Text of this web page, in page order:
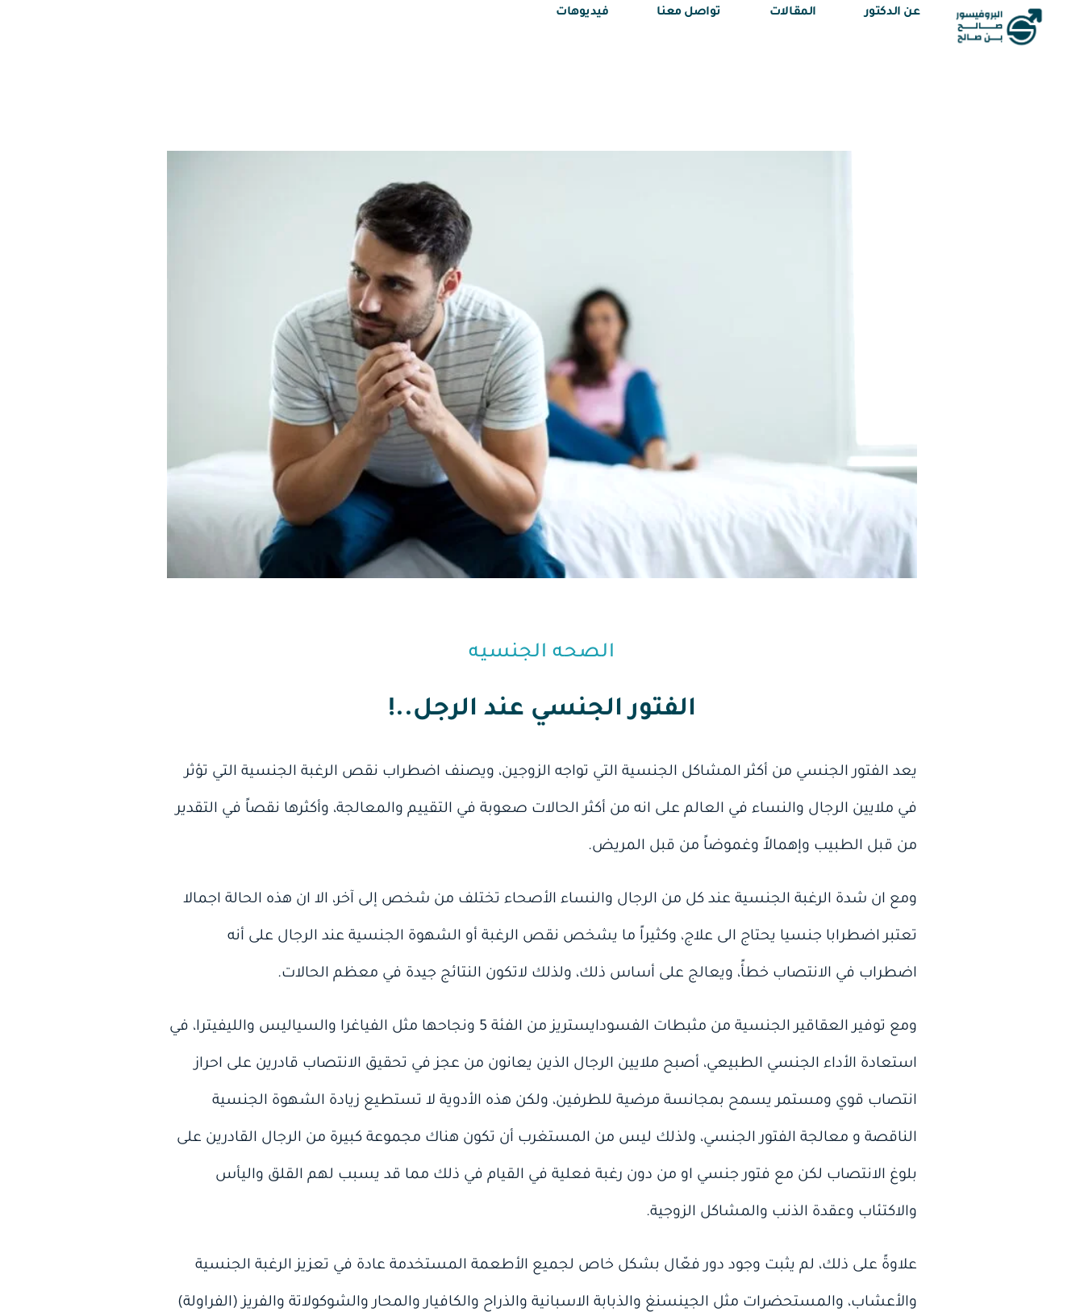
عن الدكتور المقالات تواصل معنا فيديوهات
الفتور الجنسي عند الرجل..!
يعد الفتور الجنسي من أكثر المشاكل الجنسية التي تواجه الزوجين، ويصنف اضطراب نقص الرغبة الجنسية التي تؤثر
في ملايين الرجال والنساء في العالم على انه من أكثر الحالات صعوبة في التقييم والمعالجة، وأكثرها نقصاً في التقدير
من قبل الطبيب وإهمالاً وغموضاً من قبل المريض.
ومع ان شدة الرغبة الجنسية عند كل من الرجال والنساء الأصحاء تختلف من شخص إلى آخر، الا ان هذه الحالة اجمالا
تعتبر اضطرابا جنسيا يحتاج الى علاج، وكثيراً ما يشخص نقص الرغبة أو الشهوة الجنسية عند الرجال على أنه
اضطراب في الانتصاب خطأً، ويعالج على أساس ذلك، ولذلك لاتكون النتائج جيدة في معظم الحالات.
ومع توفير العقاقير الجنسية من مثبطات الفسودايستريز من الفئة 5 ونجاحها مثل الفياغرا والسياليس والليفيترا، في
استعادة الأداء الجنسي الطبيعي، أصبح ملايين الرجال الذين يعانون من عجز في تحقيق الانتصاب قادرين على احراز
انتصاب قوي ومستمر يسمح بمجانسة مرضية للطرفين، ولكن هذه الأدوية لا تستطيع زيادة الشهوة الجنسية
الناقصة و معالجة الفتور الجنسي، ولذلك ليس من المستغرب أن تكون هناك مجموعة كبيرة من الرجال القادرين على
بلوغ الانتصاب لكن مع فتور جنسي او من دون رغبة فعلية في القيام في ذلك مما قد يسبب لهم القلق واليأس
والاكتئاب وعقدة الذنب والمشاكل الزوجية.
علاوةً على ذلك، لم يثبت وجود دور فعّال بشكل خاص لجميع الأطعمة المستخدمة عادة في تعزيز الرغبة الجنسية
والأعشاب، والمستحضرات مثل الجينسنغ والذبابة الاسبانية والذراح والكافيار والمحار والشوكولاتة والفريز (الفراولة)